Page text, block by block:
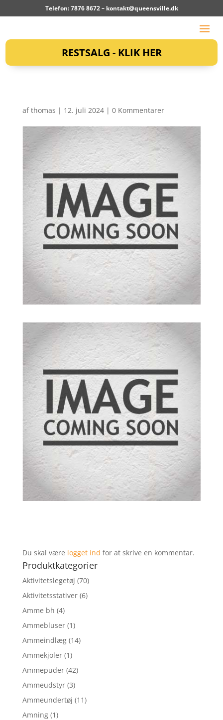
Telefon: 7876 8672 – kontakt@queensville.dk
RESTSALG - KLIK HER
afthomas | 12. juli 2024| 0 Kommentarer
Du skal være logget ind for at skrive en kommentar.
Produktkategorier
Aktivitetslegetøj (70)
Aktivitetsstativer (6)
Amme bh (4)
Ammebluser (1)
Ammeindlæg (14)
Ammekjoler (1)
Ammepuder (42)
Ammeudstyr (3)
Ammeundertøj (11)
Amning (1)